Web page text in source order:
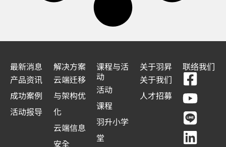
最新消息
产品资讯
成功案例
活动报导
解决方案
云端迁移
与架构优
化
云端信息
安全
课程与活
动
活动
课程
羽升小学
堂
关于羽昇
关于我们
人才招募
联络我们
F
a
c
e
b
Y
o
u
t
u
L
i
n
e
L
i
n
k
e